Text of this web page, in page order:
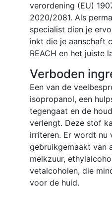
verordening (EU)
2020/2081. Als
specialist dien je
inkt die je aanschaft
REACH en het juiste
Verboden
Een van de
isopropanol, een
tegengaat en de
verlengt. Deze stof
irriteren. Er wordt nu
gebruikgemaakt van
melkzuur,
vetalcoholen, die
voor de huid.